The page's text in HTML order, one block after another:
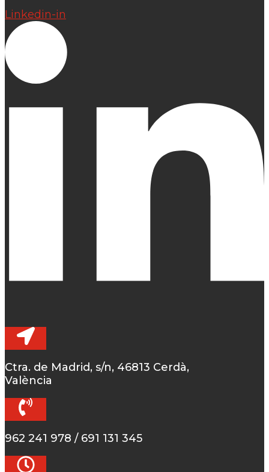
Linkedin-in
Ctra. de Madrid, s/n, 46813 Cerdà,
València
962 241 978 / 691 131 345